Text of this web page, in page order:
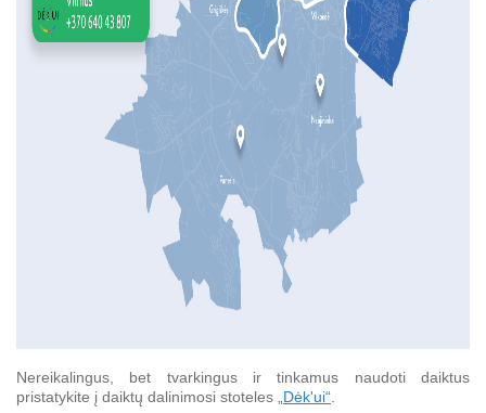
Nereikalingus, bet tvarkingus ir tinkamus naudoti daiktus
pristatykite į daiktų dalinimosi stoteles
„Dėk'ui“